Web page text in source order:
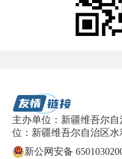
主办单位：新疆维吾尔
位：新疆维吾尔自治区
新公网安备